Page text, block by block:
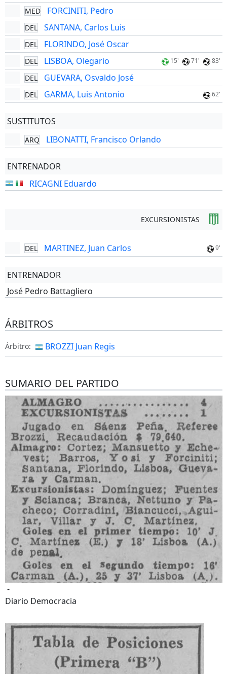
MED FORCINITI, Pedro
DEL SANTANA, Carlos Luis
DEL FLORINDO, José Oscar
DEL LISBOA, Olegario 15' 71' 83'
DEL GUEVARA, Osvaldo José
DEL GARMA, Luis Antonio 62'
SUSTITUTOS
ARQ LIBONATTI, Francisco Orlando
ENTRENADOR
RICAGNI Eduardo
EXCURSIONISTAS
DEL MARTINEZ, Juan Carlos 9'
ENTRENADOR
José Pedro Battagliero
ÁRBITROS
Árbitro: BROZZI Juan Regis
SUMARIO DEL PARTIDO
-
Diario Democracia